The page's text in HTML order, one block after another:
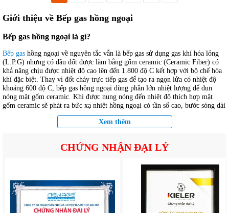
Giới thiệu về Bếp gas hồng ngoại
Bếp gas hồng ngoại là gì?
Bếp gas hồng ngoại về nguyên tắc vẫn là bếp gas sử dụng gas khí hóa lỏng
(L.P.G) nhưng có đầu đốt được làm bằng gốm ceramic (Ceramic Fiber) có
khả năng chịu được nhiệt độ cao lên đến 1.800 độ C kết hợp với bộ chế hòa
khí đặc biệt. Thay vì đốt cháy trực tiếp gas để tạo ra ngọn lửa có nhiệt độ
khoảng 600 độ C, bếp gas hồng ngoại dùng phần lớn nhiệt lượng để đun
nóng mặt gốm ceramic. Khi được nung nóng đến nhiệt độ thích hợp mặt
gốm ceramic sẽ phát ra bức xạ nhiệt hồng ngoại có tần số cao, bước sóng dài
và tính xuyên thấu tốt, nấu chín trực tiếp thức ăn và giảm tiêu hao nhiệt
đương 1.019 độ C), bếp gas hồng ngoại giúp tiết kiệm tối đa 37% lượng gas
gốm ceramic có hàng ngàn lỗ dẫn khí li ti (từ 2.000 lỗ đến 6.000 lỗ) đốt
cháy hoàn toàn lượng gas cung cấp, giảm tối đa lượng khí độc hại là carbon
monoxide (0,002%) và nitric oxide (0,001%). Vì vậy, bếp gas hồng ngoại
không sinh ra khói, khí độc hại giúp bạn phòng ngừa các bệnh về hô hấp
như ung thư phổi, ngộ độc khí gas và giúp bảo vệ môi trường. Cuối cùng,
bếp gas hồng ngoại không có ngọn lửa dư thừa giúp hạn chế tối đa các vấn
Xem thêm
CHỨNG NHẬN ĐẠI LÝ